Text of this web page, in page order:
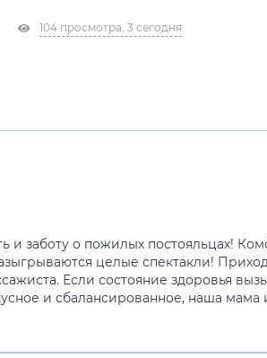
104 просмотра, 3 сегодня
и заботу о пожилых постояльцах!
целые спектакли!
Если состояние здоровья
и сбалансированное, наша